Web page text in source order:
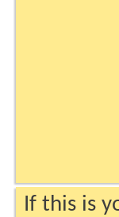
If this is